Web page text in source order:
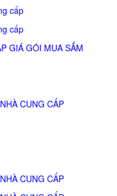
cấp
cấp
GIÁ GÓI MUA SẮM
CUNG CẤP
CUNG CẤP